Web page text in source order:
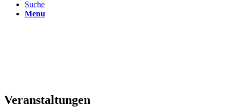
Suche
Menu
Veranstaltungen